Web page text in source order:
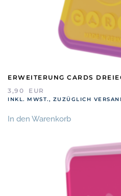
ERWEITERUNG CARDS
3,90
EUR
INKL. MWST., ZUZÜGLICH
In den Warenkorb